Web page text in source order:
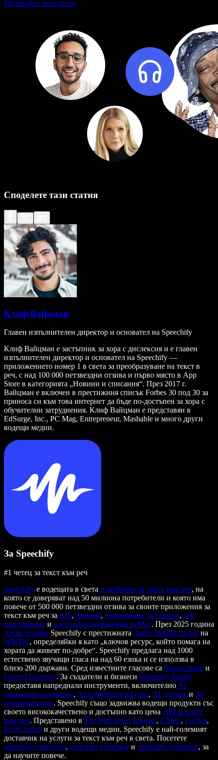
Пробвайте безплатно
Споделете тази статия
Клиф Вайцман
Главен изпълнителен директор и основател на Speechify
Клиф Вайцман е застъпник за хора с дислексия и е главен
изпълнителен директор и основател на Speechify —
приложението номер 1 в света за преобразуване на текст в
реч, с над 100 000 петзвездни отзива и първо място в App
Store в категорията „Новини и списания“. През 2017 г.
Вайцман е включен в престижния списък Forbes 30 под 30 за
приноса си към това интернет да бъде по-достъпен за хора с
обучителни затруднения. Клиф Вайцман е представян в
EdSurge, Inc., PC Mag, Entrepreneur, Mashable и много други
водещи медии.
За Speechify
#1 четец за текст към реч
Speechify е водещата в света платформа за текст към реч, на
която се доверяват над 50 милиона потребители и която има
повече от 500 000 петзвездни отзива за своите приложения за
текст към реч за iOS, Android, разширение за Chrome, уеб
приложение и настолно приложение за Mac. През 2025 година
Apple отличи Speechify с престижната Apple Design Award на
WWDC, определяйки я като „ключов ресурс, който помага на
хората да живеят по-добре“. Speechify предлага над 1000
естествено звучащи гласа на над 60 езика и се използва в
близо 200 държави. Сред известните гласове са Snoop Dogg и
Гуинет Полтроу. За създатели и бизнеси Speechify Studio
предоставя напреднали инструменти, включително AI
генератор на гласове, AI клониране на глас, AI дублаж и AI
променящ глас. Speechify също задвижва водещи продукти със
своето висококачествено и достъпно като цена API за текст
към реч. Представено в The Wall Street Journal, CNBC, Forbes,
TechCrunch и други водещи медии, Speechify е най-големият
доставчик на услуги за текст към реч в света. Посетете
speechify.com/news, speechify.com/blog и speechify.com/press, за
да научите повече.